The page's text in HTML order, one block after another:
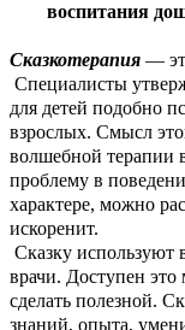
воспитания
Сказкотерапия —
Специалисты
для детей подобно
взрослых. Смысл
волшебной терапии
проблему в
характере, можно
искоренит.
Сказку используют
врачи. Доступен
сделать полезной.
знаний, опыта,